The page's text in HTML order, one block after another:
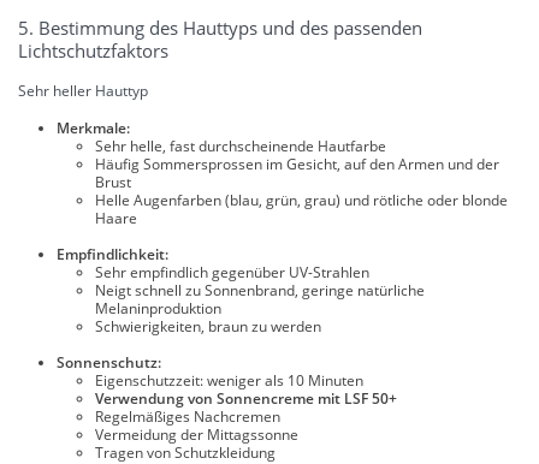
5. Bestimmung des Hauttyps und des passenden
Lichtschutzfaktors
Sehr heller Hauttyp
Merkmale:
Sehr helle, fast durchscheinende Hautfarbe
Häufig Sommersprossen im Gesicht, auf den Armen und der
Brust
Helle Augenfarben (blau, grün, grau) und rötliche oder blonde
Haare
Empfindlichkeit:
Sehr empfindlich gegenüber UV-Strahlen
Neigt schnell zu Sonnenbrand, geringe natürliche
Melaninproduktion
Schwierigkeiten, braun zu werden
Sonnenschutz:
Eigenschutzzeit: weniger als 10 Minuten
Verwendung von Sonnencreme mit LSF 50+
Regelmäßiges Nachcremen
Vermeidung der Mittagssonne
Tragen von Schutzkleidung